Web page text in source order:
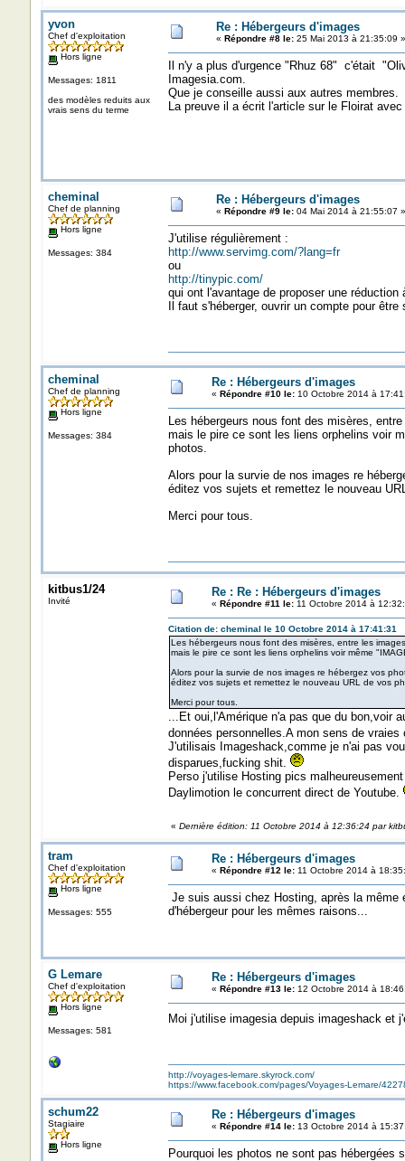
yvon
Chef d'exploitation
Hors ligne
Messages: 1811
des modèles reduits aux
vrais sens du terme
Re : Hébergeurs d'images
« Répondre #8 le:25 Mai 2013 à 21:35:09 »
Il n'y a plus d'urgence "Rhuz 68" c'était
Imagesia.com.
Que je conseille aussi aux autres membres.
La preuve il a écrit l'article sur le Floirat
cheminal
Chef de planning
Hors ligne
Messages: 384
Re : Hébergeurs d'images
« Répondre #9 le:04 Mai 2014 à 21:55:07 »
J'utilise régulièrement :
http://www.servimg.com/?lang=fr
ou
http://tinypic.com/
qui ont l'avantage de proposer une
Il faut s'héberger, ouvrir un compte pour
cheminal
Chef de planning
Hors ligne
Messages: 384
Re : Hébergeurs d'images
« Répondre #10 le:10 Octobre 2014 à
Les hébergeurs nous font des misères,
mais le pire ce sont les liens orphelins voir
photos.
Alors pour la survie de nos images re
éditez vos sujets et remettez le nouveau
Merci pour tous.
kitbus1/24
Invité
Re : Re : Hébergeurs d'images
« Répondre #11 le:11 Octobre 2014 à
Citation de: cheminal le 10 Octobre 2014 à 17:41:31
Les hébergeurs nous font des misères, entre les
mais le pire ce sont les liens orphelins voir même
Alors pour la survie de nos images re hébergez vos
éditez vos sujets et remettez le nouveau URL de vos
Merci pour tous.
...Et oui,l'Amérique n'a pas que du bon,voir
données personnelles.A mon sens de
J'utilisais Imageshack,comme je n'ai pas
disparues,fucking shit.
Perso j'utilise Hosting pics
Daylimotion le concurrent direct de Youtube.
« Dernière édition: 11 Octobre 2014 à 12:36:24 par
tram
Chef d'exploitation
Hors ligne
Messages: 555
Re : Hébergeurs d'images
« Répondre #12 le:11 Octobre 2014 à
Je suis aussi chez Hosting, après la même
d'hébergeur pour les mêmes raisons...
G Lemare
Chef d'exploitation
Hors ligne
Messages: 581
Re : Hébergeurs d'images
« Répondre #13 le:12 Octobre 2014 à
Moi j'utilise imagesia depuis imageshack et
http://voyages-lemare.skyrock.com/
https://www.facebook.com/pages/Voyages-Lemare/
schum22
Stagiaire
Hors ligne
Re : Hébergeurs d'images
« Répondre #14 le:13 Octobre 2014 à
Pourquoi les photos ne sont pas hébergées